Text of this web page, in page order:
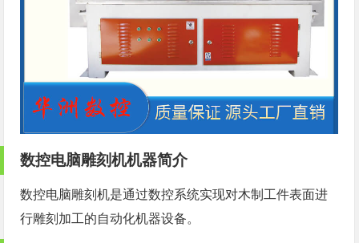
数控电脑雕刻机机器简介
数控电脑雕刻机是通过数控系统实现对木制工件表面进
行雕刻加工的自动化机器设备。